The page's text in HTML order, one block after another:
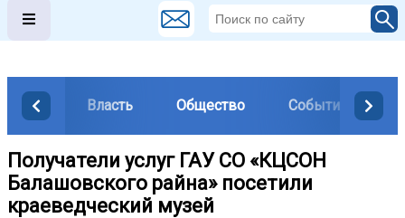
Власть Общество События
Получатели услуг ГАУ СО «КЦСОН
Балашовского райна» посетили
краеведческий музей